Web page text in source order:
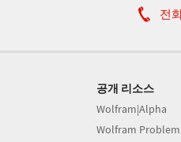
전
공개 리소스
Wolfram|Alpha
Wolfram